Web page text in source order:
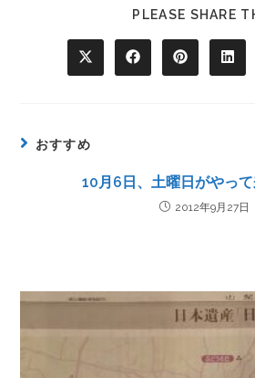
PLEASE SHARE
おすすめ
10月6日、土曜日がやって
2012年9月27日